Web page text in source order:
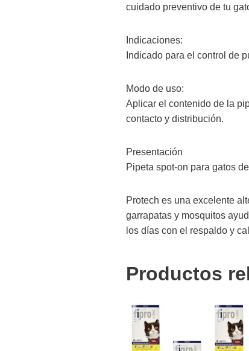
cuidado preventivo de tu
Indicaciones:
Indicado para el control de
Modo de uso:
Aplicar el contenido de la
contacto y distribución.
Presentación
Pipeta spot-on para gatos
Protech es una excelente
garrapatas y mosquitos
los días con el respaldo y
Productos